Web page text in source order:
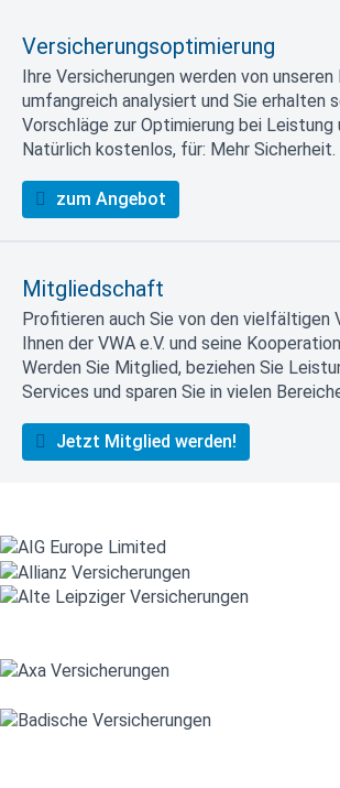
Versicherungsoptimierung
Ihre Versicherungen werden von
umfangreich analysiert und Sie erhalten
Vorschläge zur Optimierung bei Leistung
Natürlich kostenlos, für: Mehr Sicherheit.
zum Angebot
Mitgliedschaft
Profitieren auch Sie von den vielfältigen
Ihnen der VWA e.V. und seine
Werden Sie Mitglied, beziehen Sie
Services und sparen Sie in vielen
Jetzt Mitglied werden!